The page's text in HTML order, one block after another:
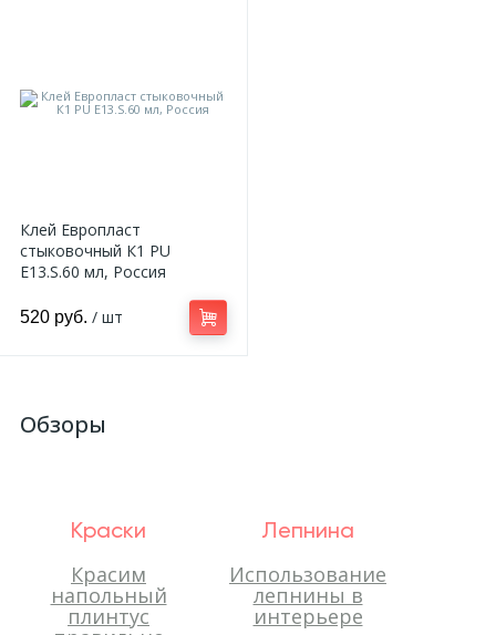
Клей Европласт
стыковочный К1 PU
E13.S.60 мл, Россия
520 руб. / шт
Обзоры
Краски
Красим
напольный
плинтус
Лепнина
Использование
лепнины в
интерьере